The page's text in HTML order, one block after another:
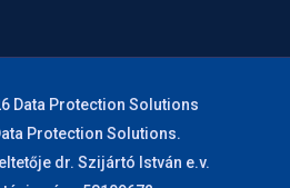
Data Protection Solutions
Protection Solutions.
dr. Szijártó István e.v.